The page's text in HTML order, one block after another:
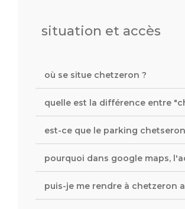
situation et accès
où se situe chetzeron ?
quelle est la différence entre
est-ce que le parking
pourquoi dans google maps,
puis-je me rendre à chetzeron